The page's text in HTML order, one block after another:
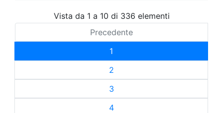
Vista da 1 a 10 di 336 elementi
Precedente
1
2
3
4